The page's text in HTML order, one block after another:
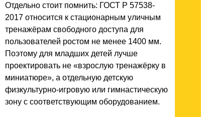
Отдельно стоит помнить: ГОСТ Р 57538-
2017 относится к стационарным уличным
тренажёрам свободного доступа для
пользователей ростом не менее 1400 мм.
Поэтому для младших детей лучше
проектировать не «взрослую тренажёрку в
миниатюре», а отдельную детскую
физкультурно-игровую или гимнастическую
зону с соответствующим оборудованием.